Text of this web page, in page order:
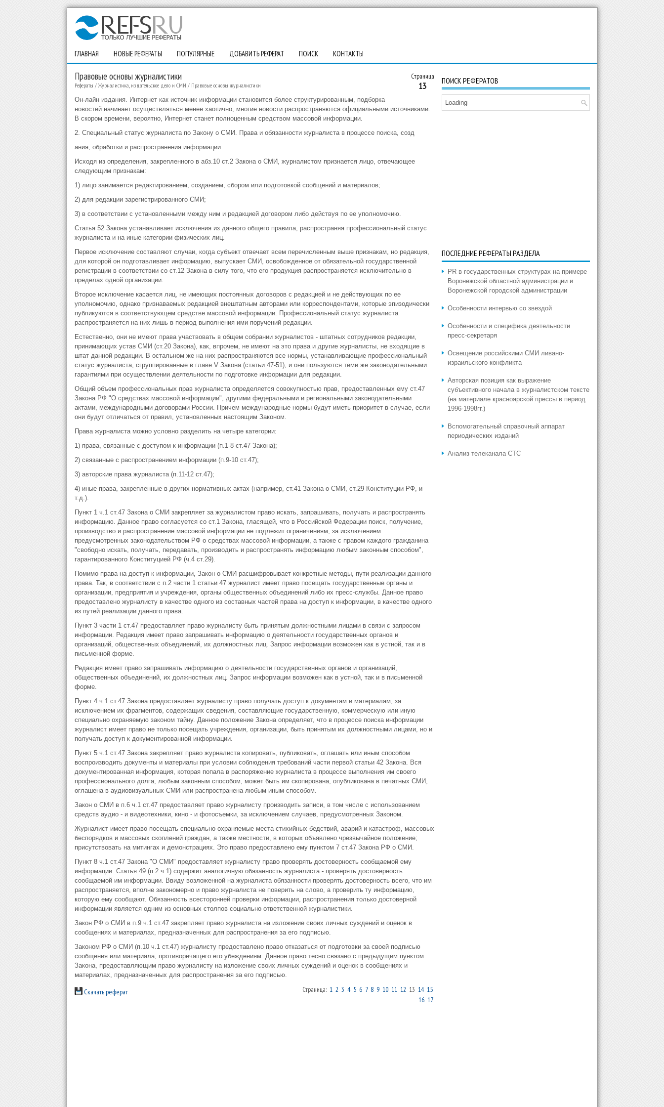
ГЛАВНАЯ НОВЫЕ РЕФЕРАТЫ ПОПУЛЯРНЫЕ ДОБАВИТЬ РЕФЕРАТ ПОИСК КОНТАКТЫ
Страница
13
Правовые основы журналистики
Рефераты / Журналистика, издательское дело и СМИ / Правовые основы журналистики
Он-лайн издания. Интернет как источник информации становится более структурированным, подборка
новостей начинает осуществляться менее хаотично, многие новости распространяются официальными источниками.
В скором времени, вероятно, Интернет станет полноценным средством массовой информации.
2. Специальный статус журналиста по Закону о СМИ. Права и обязанности журналиста в процессе поиска, созд
ания, обработки и распространения информации.
Исходя из определения, закрепленного в абз.10 ст.2 Закона о СМИ, журналистом признается лицо, отвечающее
следующим признакам:
1) лицо занимается редактированием, созданием, сбором или подготовкой сообщений и материалов;
2) для редакции зарегистрированного СМИ;
3) в соответствии с установленными между ним и редакцией договором либо действуя по ее уполномочию.
Статья 52 Закона устанавливает исключения из данного общего правила, распространяя профессиональный статус
журналиста и на иные категории физических лиц.
Первое исключение составляют случаи, когда субъект отвечает всем перечисленным выше признакам, но редакция,
для которой он подготавливает информацию, выпускает СМИ, освобожденное от обязательной государственной
регистрации в соответствии со ст.12 Закона в силу того, что его продукция распространяется исключительно в
пределах одной организации.
Второе исключение касается лиц, не имеющих постоянных договоров с редакцией и не действующих по ее
уполномочию, однако признаваемых редакцией внештатным авторами или корреспондентами, которые эпизодически
публикуются в соответствующем средстве массовой информации. Профессиональный статус журналиста
распространяется на них лишь в период выполнения ими поручений редакции.
Естественно, они не имеют права участвовать в общем собрании журналистов - штатных сотрудников редакции,
принимающих устав СМИ (ст.20 Закона), как, впрочем, не имеют на это права и другие журналисты, не входящие в
штат данной редакции. В остальном же на них распространяются все нормы, устанавливающие профессиональный
статус журналиста, сгруппированные в главе V Закона (статьи 47-51), и они пользуются теми же законодательными
гарантиями при осуществлении деятельности по подготовке информации для редакции.
Общий объем профессиональных прав журналиста определяется совокупностью прав, предоставленных ему ст.47
Закона РФ "О средствах массовой информации", другими федеральными и региональными законодательными
актами, международными договорами России. Причем международные нормы будут иметь приоритет в случае, если
они будут отличаться от правил, установленных настоящим Законом.
Права журналиста можно условно разделить на четыре категории:
1) права, связанные с доступом к информации (п.1-8 ст.47 Закона);
2) связанные с распространением информации (п.9-10 ст.47);
3) авторские права журналиста (п.11-12 ст.47);
4) иные права, закрепленные в других нормативных актах (например, ст.41 Закона о СМИ, ст.29 Конституции РФ, и
т.д.).
Пункт 1 ч.1 ст.47 Закона о СМИ закрепляет за журналистом право искать, запрашивать, получать и распространять
информацию. Данное право согласуется со ст.1 Закона, гласящей, что в Российской Федерации поиск, получение,
производство и распространение массовой информации не подлежит ограничениям, за исключением
предусмотренных законодательством РФ о средствах массовой информации, а также с правом каждого гражданина
"свободно искать, получать, передавать, производить и распространять информацию любым законным способом",
гарантированного Конституцией РФ (ч.4 ст.29).
Помимо права на доступ к информации, Закон о СМИ расшифровывает конкретные методы, пути реализации данного
права. Так, в соответствии с п.2 части 1 статьи 47 журналист имеет право посещать государственные органы и
организации, предприятия и учреждения, органы общественных объединений либо их пресс-службы. Данное право
предоставлено журналисту в качестве одного из составных частей права на доступ к информации, в качестве одного
из путей реализации данного права.
Пункт 3 части 1 ст.47 предоставляет право журналисту быть принятым должностными лицами в связи с запросом
информации. Редакция имеет право запрашивать информацию о деятельности государственных органов и
организаций, общественных объединений, их должностных лиц. Запрос информации возможен как в устной, так и в
письменной форме.
Редакция имеет право запрашивать информацию о деятельности государственных органов и организаций,
общественных объединений, их должностных лиц. Запрос информации возможен как в устной, так и в письменной
форме.
Пункт 4 ч.1 ст.47 Закона предоставляет журналисту право получать доступ к документам и материалам, за
исключением их фрагментов, содержащих сведения, составляющие государственную, коммерческую или иную
специально охраняемую законом тайну. Данное положение Закона определяет, что в процессе поиска информации
журналист имеет право не только посещать учреждения, организации, быть принятым их должностными лицами, но и
получать доступ к документированной информации.
Пункт 5 ч.1 ст.47 Закона закрепляет право журналиста копировать, публиковать, оглашать или иным способом
воспроизводить документы и материалы при условии соблюдения требований части первой статьи 42 Закона. Вся
документированная информация, которая попала в распоряжение журналиста в процессе выполнения им своего
профессионального долга, любым законным способом, может быть им скопирована, опубликована в печатных СМИ,
оглашена в аудиовизуальных СМИ или распространена любым иным способом.
Закон о СМИ в п.6 ч.1 ст.47 предоставляет право журналисту производить записи, в том числе с использованием
средств аудио - и видеотехники, кино - и фотосъемки, за исключением случаев, предусмотренных Законом.
Журналист имеет право посещать специально охраняемые места стихийных бедствий, аварий и катастроф, массовых
беспорядков и массовых скоплений граждан, а также местности, в которых объявлено чрезвычайное положение;
присутствовать на митингах и демонстрациях. Это право предоставлено ему пунктом 7 ст.47 Закона РФ о СМИ.
Пункт 8 ч.1 ст.47 Закона "О СМИ" предоставляет журналисту право проверять достоверность сообщаемой ему
информации. Статья 49 (п.2 ч.1) содержит аналогичную обязанность журналиста - проверять достоверность
сообщаемой им информации. Ввиду возложенной на журналиста обязанности проверять достоверность всего, что им
распространяется, вполне закономерно и право журналиста не поверить на слово, а проверить ту информацию,
которую ему сообщают. Обязанность всесторонней проверки информации, распространения только достоверной
информации является одним из основных столпов социально ответственной журналистики.
Закон РФ о СМИ в п.9 ч.1 ст.47 закрепляет право журналиста на изложение своих личных суждений и оценок в
сообщениях и материалах, предназначенных для распространения за его подписью.
Законом РФ о СМИ (п.10 ч.1 ст.47) журналисту предоставлено право отказаться от подготовки за своей подписью
сообщения или материала, противоречащего его убеждениям. Данное право тесно связано с предыдущим пунктом
Закона, предоставляющим право журналисту на изложение своих личных суждений и оценок в сообщениях и
материалах, предназначенных для распространения за его подписью.
Скачать реферат Страница: 1 2 3 4 5 6 7 8 9 10 11 12 13 14 15
16 17
ПОИСК РЕФЕРАТОВ
Loading
ПОСЛЕДНИЕ РЕФЕРАТЫ РАЗДЕЛА
PR в государственных структурах на примере
Воронежской областной администрации и
Воронежской городской администрации
Особенности интервью со звездой
Особенности и специфика деятельности
пресс-секретаря
Освещение российскими СМИ ливано-
израильского конфликта
Авторская позиция как выражение
субъективного начала в журналистском тексте
(на материале красноярской прессы в период
1996-1998гг.)
Вспомогательный справочный аппарат
периодических изданий
Анализ телеканала СТС